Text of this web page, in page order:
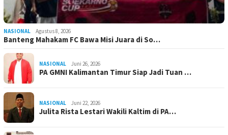
NASIONAL Agustus 8, 2026
Banteng Mahakam FC Bawa Misi Juara di So…
NASIONAL Juni 26, 2026
PA GMNI Kalimantan Timur Siap Jadi Tuan …
NASIONAL Juni 22, 2026
Julita Rista Lestari Wakili Kaltim di PA…